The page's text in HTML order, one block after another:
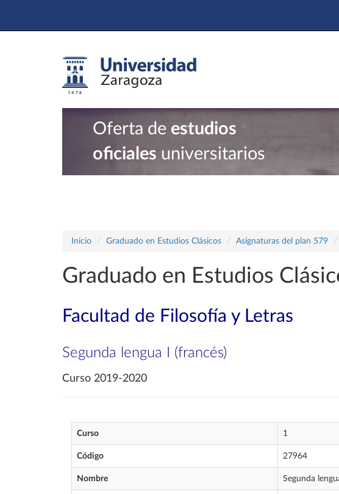
Oferta de estudios
oficiales universitarios
Inicio Graduado en Estudios Clásicos Asignaturas del plan 579
Graduado en Estudios
Facultad de Filosofía y Letras
Segunda lengua I (francés)
Curso 2019-2020
Curso 1
Código 27964
Nombre Segunda